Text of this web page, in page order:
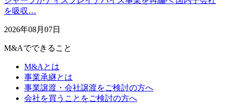
を吸収…
2026年08月07日
M&Aでできること
M&Aとは
事業承継とは
事業譲渡・会社譲渡をご検討の方へ
会社を買うことをご検討の方へ